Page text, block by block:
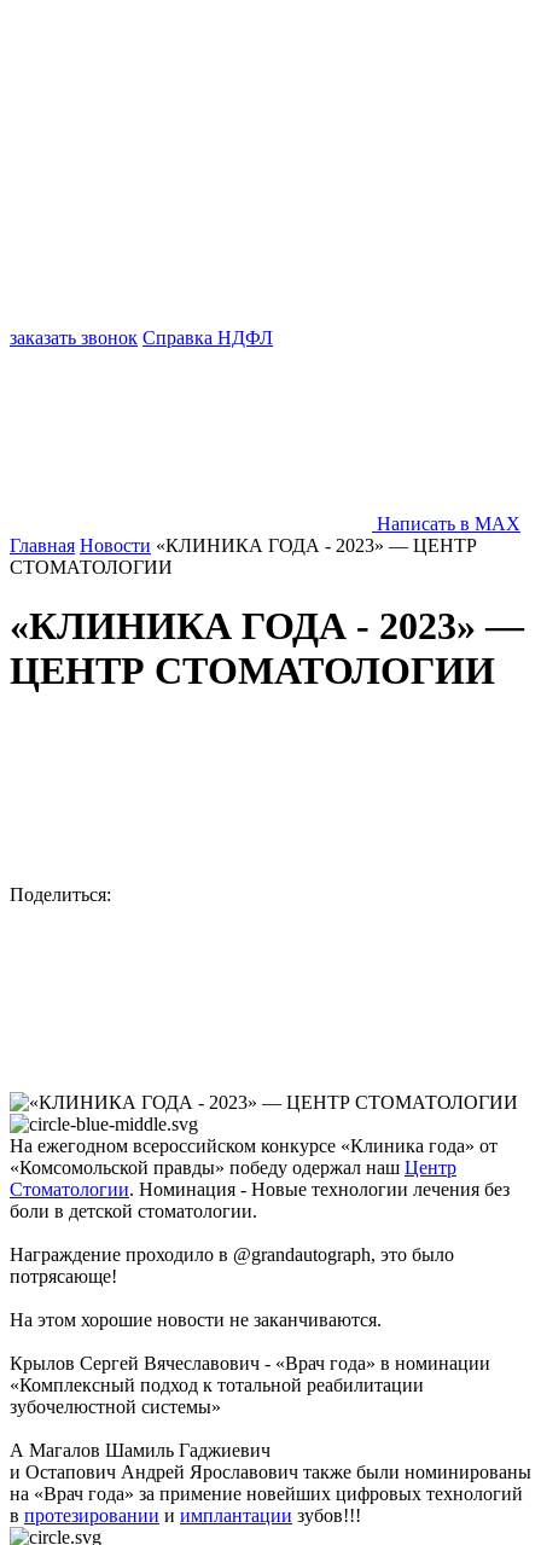
заказать звонок Справка НДФЛ
Написать в MAX
Главная Новости «КЛИНИКА ГОДА - 2023» — ЦЕНТР
СТОМАТОЛОГИИ
«КЛИНИКА ГОДА - 2023» —
ЦЕНТР СТОМАТОЛОГИИ
Поделиться:
На ежегодном всероссийском конкурсе «Клиника года» от
«Комсомольской правды» победу одержал наш Центр
Стоматологии. Номинация - Новые технологии лечения без
боли в детской стоматологии.
Награждение проходило в @grandautograph, это было
потрясающе!
На этом хорошие новости не заканчиваются.
Крылов Сергей Вячеславович - «Врач года» в номинации
«Комплексный подход к тотальной реабилитации
зубочелюстной системы»
А Магалов Шамиль Гаджиевич
и Остапович Андрей Ярославович также были номинированы
на «Врач года» за примение новейших цифровых технологий
в протезировании и имплантации зубов!!!